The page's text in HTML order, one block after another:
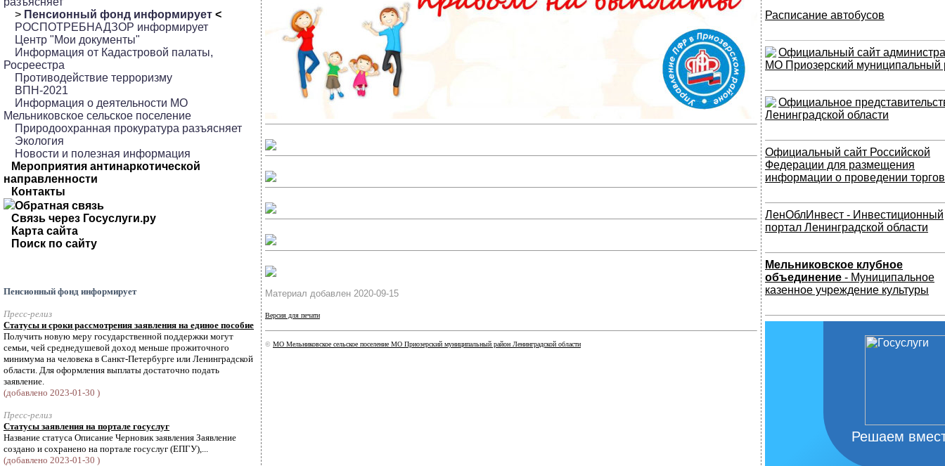
> Пенсионный фонд информирует <
РОСПОТРЕБНАДЗОР информирует
Центр "Мои документы"
Информация от Кадастровой палаты,
Росреестра
Противодействие терроризму
ВПН-2021
Информация о деятельности МО
Мельниковское сельское поселение
Природоохранная прокуратура разъясняет
Экология
Новости и полезная информация
Мероприятия антинаркотической
направленности
Контакты
Обратная связь
Связь через Госуслуги.ру
Карта сайта
Поиск по сайту
Пенсионный фонд информирует
Пресс-релиз
Статусы и сроки рассмотрения заявления на единое пособие
Получить новую меру государственной поддержки могут
семьи, чей среднедушевой доход меньше прожиточного
минимума на человека в Санкт-Петербурге или Ленинградской
области. Для оформления выплаты достаточно подать
заявление.
(добавлено 2023-01-30 )
Пресс-релиз
Статусы заявления на портале госуслуг
Название статуса Описание Черновик заявления Заявление
создано и сохранено на портале госуслуг (ЕПГУ),...
(добавлено 2023-01-30 )
Материал добавлен 2020-09-15
Версия для печати
© МО Мельниковское сельское поселение МО Приозерский муниципальный район Ленинградской области
Расписание автобусов
Официальный сайт
МО Приозерский муниципальный
Официальное
Ленинградской области
Официальный сайт Российской
Федерации для размещения
информации о проведении торгов
ЛенОблИнвест - Инвестиционный
портал Ленинградской области
Мельниковское клубное
объединение - Муниципальное
казенное учреждение культуры
Решаем